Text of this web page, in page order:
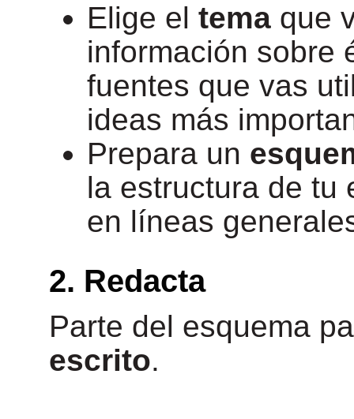
Elige el tema que
información sobre
fuentes que vas
ideas más
Prepara un
la estructura de tu
en líneas
2. Redacta
Parte del esquema
escrito.